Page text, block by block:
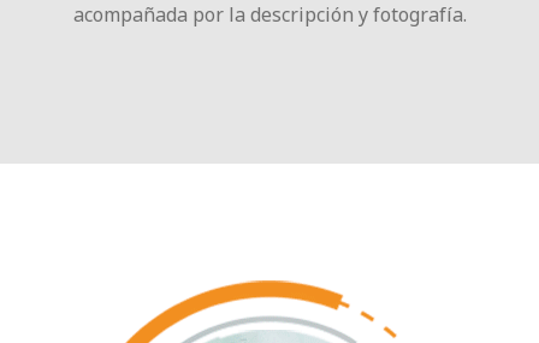
acompañada por la descripción y fotografía.